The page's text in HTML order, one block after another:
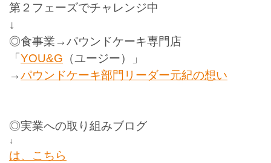
第２フェーズでチャレンジ中
↓
◎食事業 →パウンドケーキ専門店
「 YOU&G （ユージー）」
→パウンドケーキ部門リーダー元紀の想い
◎実業への取り組みブログ
↓
は、こちら